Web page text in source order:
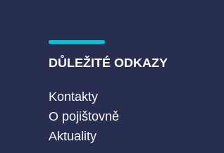
DŮLEŽITÉ ODKAZY
Kontakty
O pojištovně
Aktuality